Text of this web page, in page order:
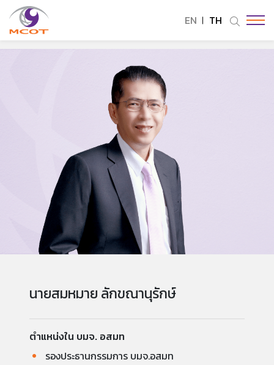
EN TH
นายสมหมาย ลักขณานุรักษ์
ตำแหน่งใน บมจ. อสมท
รองประธานกรรมการ บมจ.อสมท